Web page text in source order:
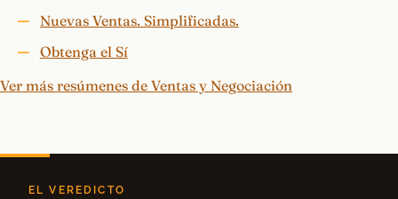
Nuevas Ventas. Simplificadas.
Obtenga el Sí
Ver más resúmenes de Ventas y Negociación
EL VEREDICTO